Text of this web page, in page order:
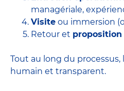
managériale,
Visite ou immersion
Retour et proposition
Tout au long du
humain et transparent.